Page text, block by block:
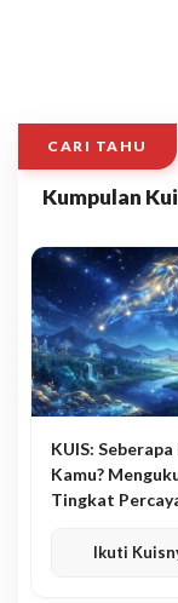
CARI TAHU
Kumpulan
KUIS: Seberapa
Kamu?
Tingkat
Ikuti